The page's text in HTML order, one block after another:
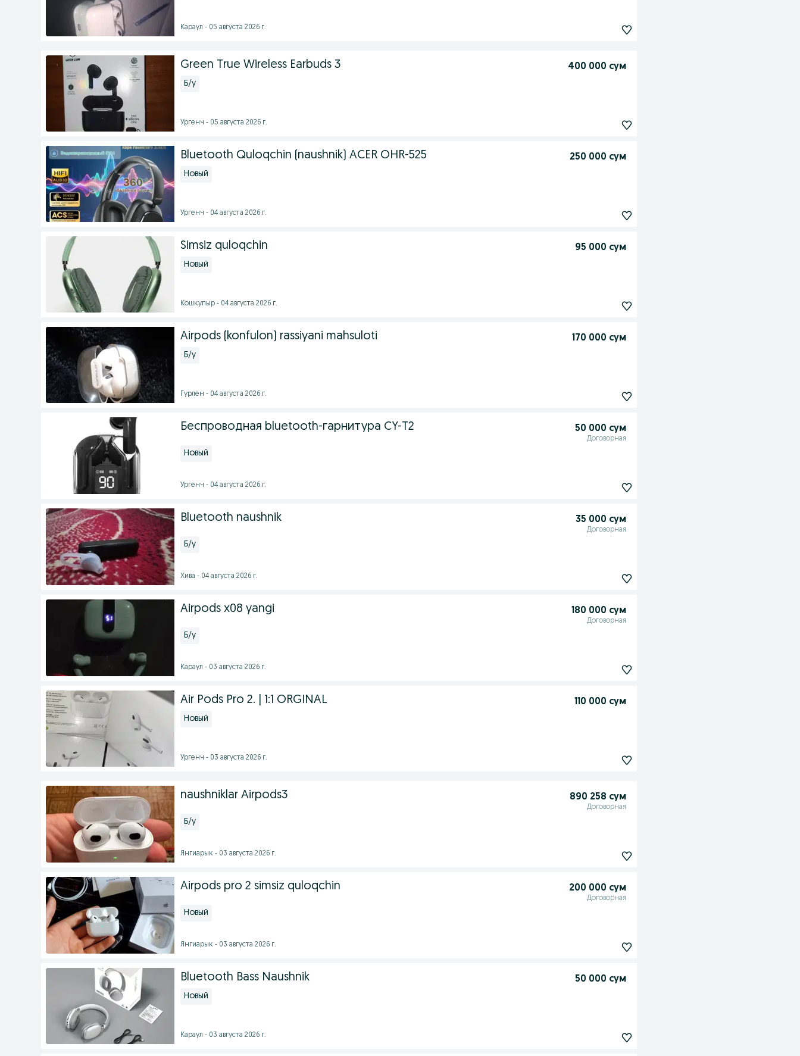
Караул - 05 августа 2026 г.
Green True Wireless Earbuds 3 400 000 сум
Б/у
Ургенч - 05 августа 2026 г.
Bluetooth Quloqchin (naushnik) ACER OHR-525 250 000 сум
Новый
Ургенч - 04 августа 2026 г.
Simsiz quloqchin 95 000 сум
Новый
Кошкупыр - 04 августа 2026 г.
Airpods (konfulon) rassiyani mahsuloti 170 000 сум
Б/у
Гурлен - 04 августа 2026 г.
Беспроводная bluetooth-гарнитура CY-T2 50 000 сум
Договорная
Новый
Ургенч - 04 августа 2026 г.
Bluetooth naushnik 35 000 сум
Договорная
Б/у
Хива - 04 августа 2026 г.
Airpods x08 yangi 180 000 сум
Договорная
Б/у
Караул - 03 августа 2026 г.
Air Pods Pro 2. | 1:1 ORGINAL 110 000 сум
Новый
Ургенч - 03 августа 2026 г.
naushniklar Airpods3 890 258 сум
Договорная
Б/у
Янгиарык - 03 августа 2026 г.
Airpods pro 2 simsiz quloqchin 200 000 сум
Договорная
Новый
Янгиарык - 03 августа 2026 г.
Bluetooth Bass Naushnik 50 000 сум
Новый
Караул - 03 августа 2026 г.